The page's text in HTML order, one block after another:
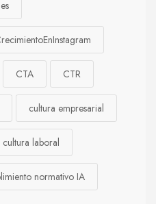
CTA CTR
cultura empresarial
cultura laboral
normativo IA